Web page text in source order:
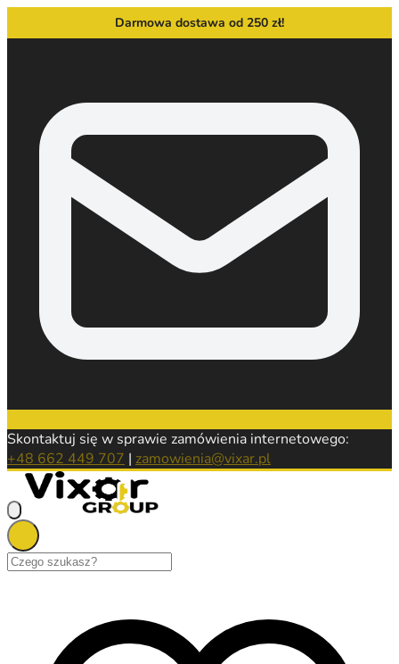
Darmowa dostawa od 250 zł!
Skontaktuj się w sprawie zamówienia internetowego:
+48 662 449 707 | zamowienia@vixar.pl